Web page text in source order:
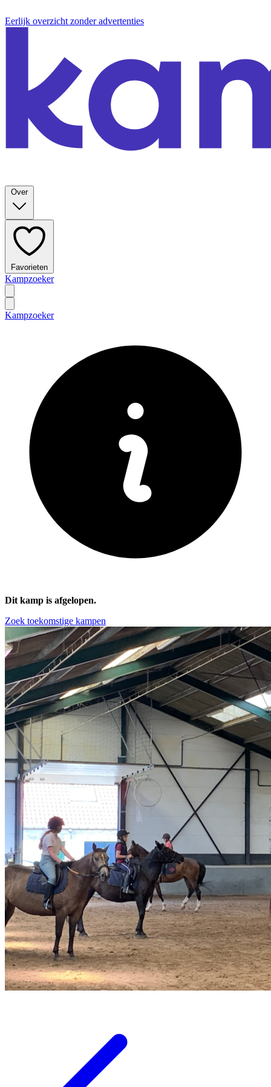
Eerlijk overzicht zonder advertenties
Over
Favorieten
Kampzoeker
Kampzoeker
Dit kamp is afgelopen.
Zoek toekomstige kampen